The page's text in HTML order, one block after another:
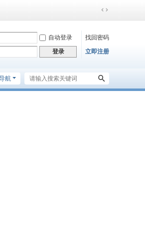
切
到
宽
版
自动登录
找回密码
登录 立即注册
航